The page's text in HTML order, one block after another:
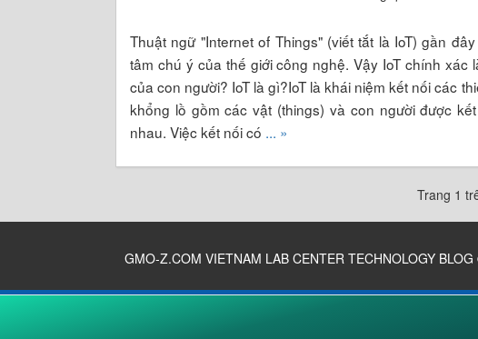
Thuật ngữ "Internet of Things" (viết tắt là IoT) gần
tâm chú ý của thế giới công nghệ. Vậy IoT chính
của con người? IoT là gì?IoT là khái niệm kết nối các
khổng lồ gồm các vật (things) và con người được
nhau. Việc kết nối có ... »
Trang 1
GMO-Z.COM VIETNAM LAB CENTER TECHNOLOGY BLOG